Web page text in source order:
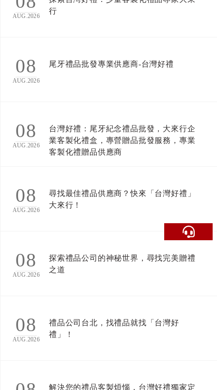
AUG.2026
行
08
AUG.2026
尾牙禮品批發專業供應商-台灣好禮
08
AUG.2026
台灣好禮：尾牙紀念禮品批發，大來行企
業客製化禮盒，專營贈品批發服務，專業
客製化禮贈品供應商
08
AUG.2026
尋找最佳禮品供應商？快來「台灣好禮」
大來行！
08
AUG.2026
探索禮品公司的神秘世界，尋找完美贈禮
之道
08
AUG.2026
禮品公司台北，找禮品就找「台灣好
禮」！
解決您的禮品客製煩惱，台灣好禮獨家定